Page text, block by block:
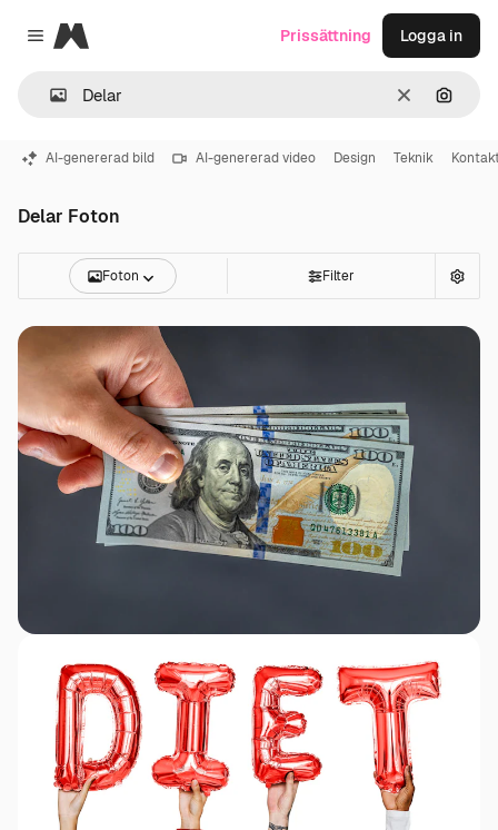
Close menu
Magnific
RensaSök
Prissättning Logga in
AI-genererad bild AI-genererad video Design Teknik
Delar Foton
Foton Filter